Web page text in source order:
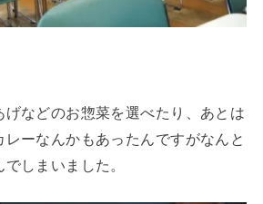
などのお惣菜を選べたり、あとは
ーなんかもあったんですがなんと
しまいました。